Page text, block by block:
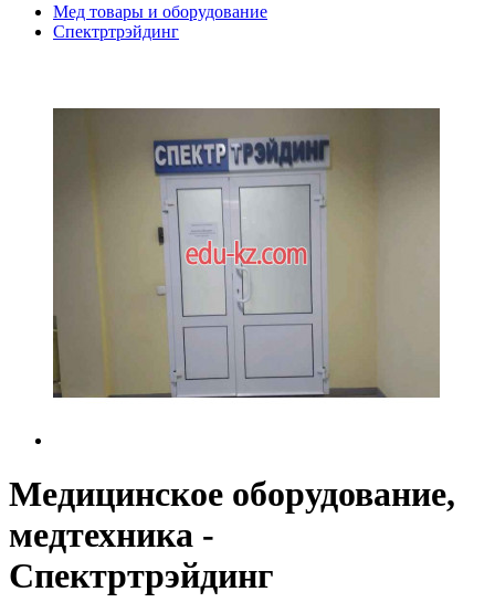
Мед товары и оборудование
Спектртрэйдинг
Медицинское оборудование,
медтехника -
Спектртрэйдинг